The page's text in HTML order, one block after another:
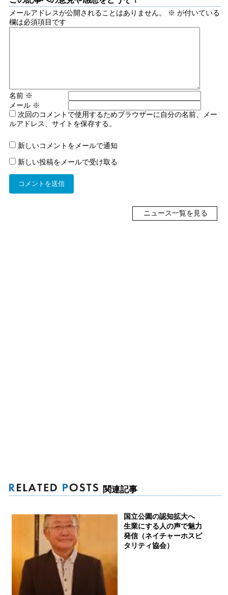
メールアドレスが公開されることはありません。 ※ が付いている
欄は必須項目です
名前 ※
メール ※
次回のコメントで使用するためブラウザーに自分の名前、メー
ルアドレス、サイトを保存する。
新しいコメントをメールで通知
新しい投稿をメールで受け取る
ニュース一覧を見る
関連記事
国立公園の認知拡大へ
生業にする人の声で魅力
発信（ネイチャーホスピ
タリティ協会）